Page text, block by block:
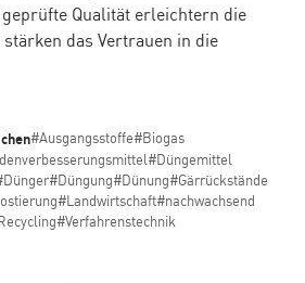
Qualität erleichtern die
das Vertrauen in die
#Ausgangsstoffe#Biogas
#Düngemittel
#Düngung#Dünung#Gärrückstände
#Landwirtschaft#nachwachsend
#Verfahrenstechnik